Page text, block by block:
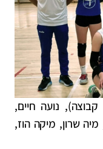
נועה חיים,
שרון, מיקה הוז,